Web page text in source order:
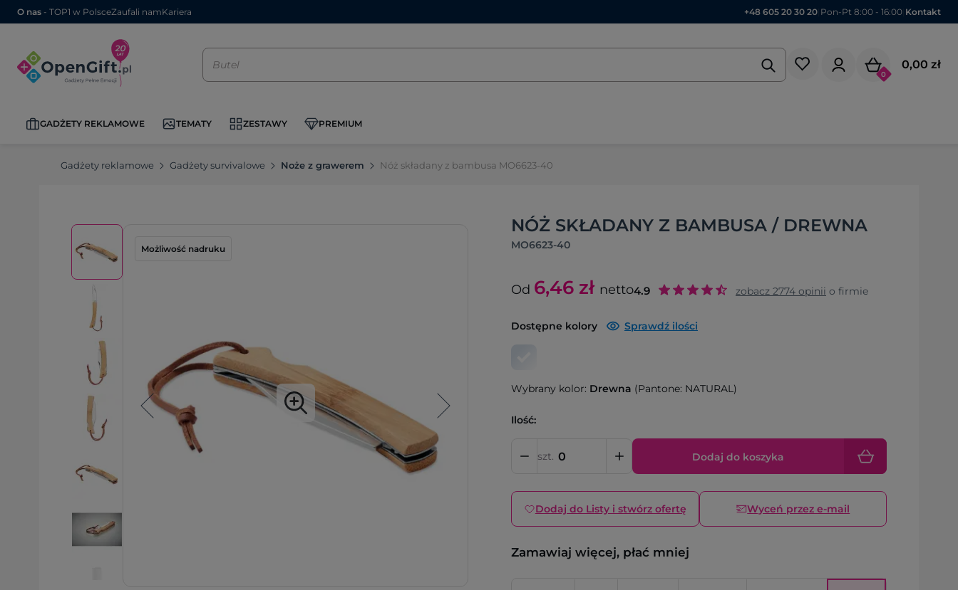
O nas - TOP1 w PolsceZaufali namKariera +48 605 20 30 20 Pon-Pt 8:00 - 16:00 Kontakt
0
0,00 zł
GADŻETY REKLAMOWE TEMATY ZESTAWY PREMIUM
Gadżety reklamowe Gadżety survivalowe Noże z grawerem Nóż składany z bambusa MO6623-40
NÓŻ SKŁADANY Z BAMBUSA / DREWNA
MO6623-40
Możliwość nadruku
Od 6,46 zł netto4.9 zobacz 2774 opinii o firmie
Dostępne kolory Sprawdź ilości
Wybrany kolor: Drewna (Pantone: NATURAL)
Ilość:
szt. Dodaj do koszyka
Dodaj do Listy i stwórz ofertę Wyceń przez e-mail
Zamawiaj więcej, płać mniej